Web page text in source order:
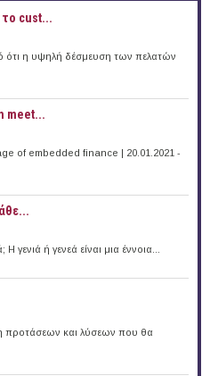
το cust...
ότι η υψηλή δέσμευση των πελατών
meet...
of embedded finance | 20.01.2021 -
Η γενιά ή γενεά είναι μια έννοια...
προτάσεων και λύσεων που θα